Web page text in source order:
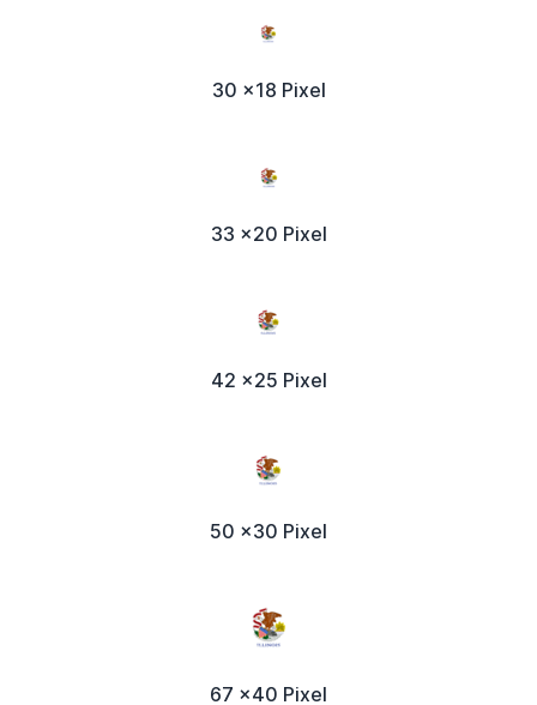
30 x18 Pixel
33 x20 Pixel
42 x25 Pixel
50 x30 Pixel
67 x40 Pixel